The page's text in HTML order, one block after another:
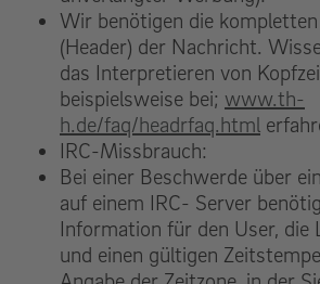
Wir benötigen die kompletten
(Header) der Nachricht.
das Interpretieren von
beispielsweise bei; www.th-
h.de/faq/headrfaq.html
IRC-Missbrauch:
Bei einer Beschwerde über
auf einem IRC- Server
Information für den User, die
und einen gültigen